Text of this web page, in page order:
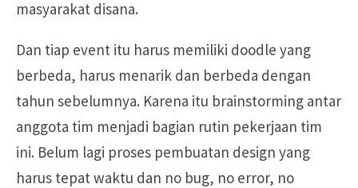
masyarakat disana.
Dan tiap event itu harus memiliki doodle yang
berbeda, harus menarik dan berbeda dengan
tahun sebelumnya. Karena itu brainstorming antar
anggota tim menjadi bagian rutin pekerjaan tim
ini. Belum lagi proses pembuatan design yang
harus tepat waktu dan no bug, no error, no